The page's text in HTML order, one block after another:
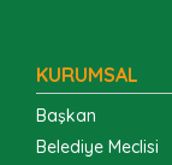
KURUMSAL
Başkan
Belediye Meclisi